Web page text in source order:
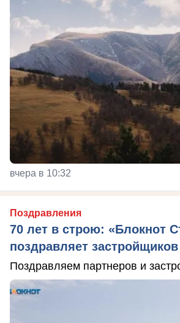
вчера в 10:32
Поздравления
70 лет в строю: «Блокнот
поздравляет застройщиков
Поздравляем партнеров и